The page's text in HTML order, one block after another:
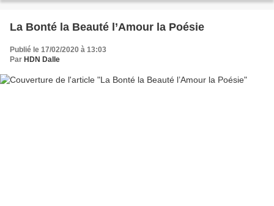
La Bonté la Beauté l’Amour la Poésie
Publié le 17/02/2020 à 13:03
Par HDN Dalle